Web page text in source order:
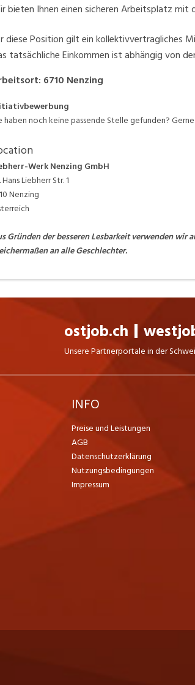
bieten Ihnen einen sicheren Arbeitsplatz mit
diese Position gilt ein kollektivvertragliches
tatsächliche Einkommen ist abhängig von
: 6710 Nenzing
haben noch keine passende Stelle gefunden?
Werk Nenzing GmbH
Hans Liebherr Str. 1
Nenzing
Gründen der besseren Lesbarkeit verwenden
an alle Geschlechter.
ostjob.ch
Unsere Partnerportale in der
INFO
Preise und Leistungen
AGB
Datenschutzerklärung
Nutzungsbedingungen
Impressum